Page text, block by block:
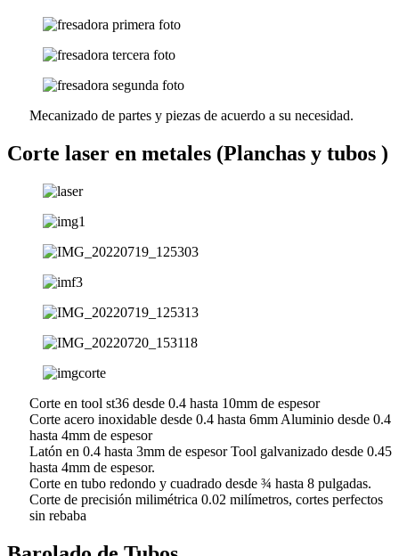
Mecanizado de partes y piezas de acuerdo a su necesidad.
Corte laser en metales (Planchas y tubos )
Corte en tool st36 desde 0.4 hasta 10mm de espesor
Corte acero inoxidable desde 0.4 hasta 6mm Aluminio desde 0.4
hasta 4mm de espesor
Latón en 0.4 hasta 3mm de espesor Tool galvanizado desde 0.45
hasta 4mm de espesor.
Corte en tubo redondo y cuadrado desde ¾ hasta 8 pulgadas.
Corte de precisión milimétrica 0.02 milímetros, cortes perfectos
sin rebaba